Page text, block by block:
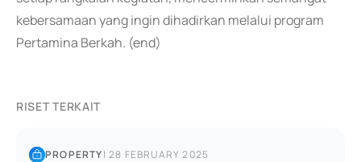
kebersamaan yang ingin dihadirkan melalui program
Pertamina Berkah. (end)
RISET TERKAIT
PROPERTY|28 FEBRUARY 2025